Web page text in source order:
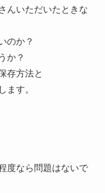
んいただいたときな
のか？
か？
存方法と
ます。
度なら問題はないで